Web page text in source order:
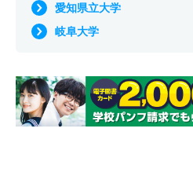
愛知県立大学
岐阜大学